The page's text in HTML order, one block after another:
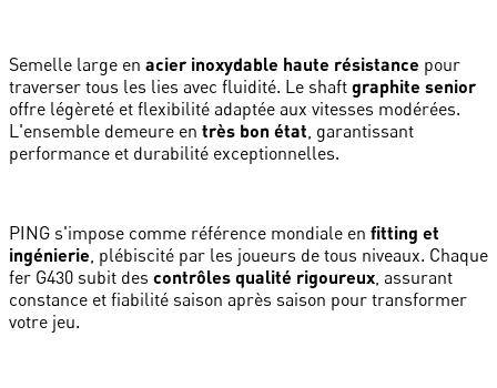
Semelle large en acier inoxydable haute résistance pour
traverser tous les lies avec fluidité. Le shaft graphite senior
offre légèreté et flexibilité adaptée aux vitesses modérées.
L'ensemble demeure en très bon état , garantissant
performance et durabilité exceptionnelles.
PING s'impose comme référence mondiale en fitting et
ingénierie , plébiscité par les joueurs de tous niveaux. Chaque
fer G430 subit des contrôles qualité rigoureux , assurant
constance et fiabilité saison après saison pour transformer
votre jeu.